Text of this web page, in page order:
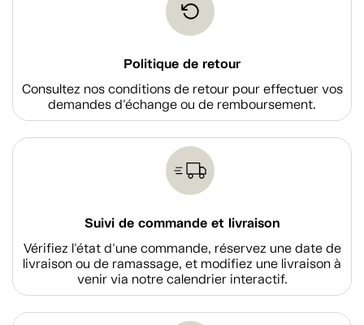
Politique de retour
Consultez nos conditions de retour pour effectuer vos
demandes d'échange ou de remboursement.
Suivi de commande et livraison
Vérifiez l'état d'une commande, réservez une date de
livraison ou de ramassage, et modifiez une livraison à
venir via notre calendrier interactif.